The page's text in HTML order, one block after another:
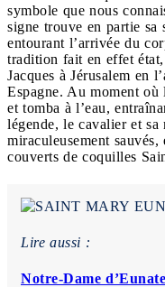
symbole que nous
signe trouve en partie sa
entourant l’arrivée du
tradition fait en effet état,
Jacques à Jérusalem en
Espagne. Au moment où
et tomba à l’eau,
légende, le cavalier et
miraculeusement
couverts de coquilles
Lire aussi :
Notre-Dame